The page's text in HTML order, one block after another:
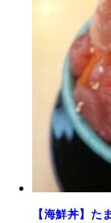
【海鮮丼】た